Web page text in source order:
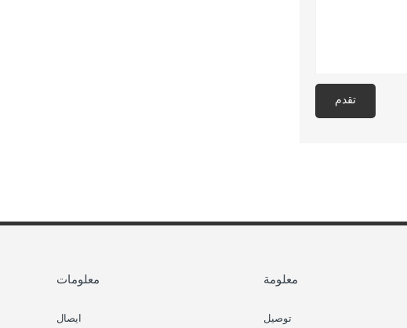
تقدم
معلومات
ايصال
معلومة
توصيل